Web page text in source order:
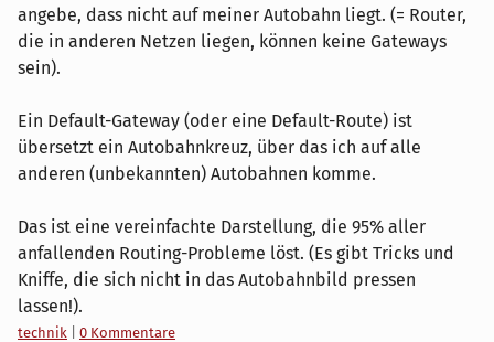
angebe, dass nicht auf meiner Autobahn liegt. (= Router,
die in anderen Netzen liegen, können keine Gateways
sein).
Ein Default-Gateway (oder eine Default-Route) ist
übersetzt ein Autobahnkreuz, über das ich auf alle
anderen (unbekannten) Autobahnen komme.
Das ist eine vereinfachte Darstellung, die 95% aller
anfallenden Routing-Probleme löst. (Es gibt Tricks und
Kniffe, die sich nicht in das Autobahnbild pressen
lassen!).
Kategorien:
technik
0 Kommentare